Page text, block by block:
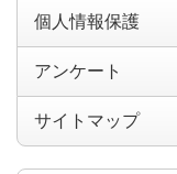
個人情報保護
アンケート
サイトマップ